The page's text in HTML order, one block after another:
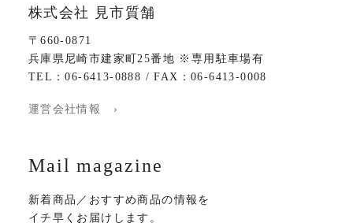
株式会社 見市質舗
〒660-0871
兵庫県尼崎市建家町25番地 ※専用駐車場有
TEL：06-6413-0888 / FAX：06-6413-0008
運営会社情報 ›
Mail magazine
新着商品／おすすめ商品の情報を
イチ早くお届けします。